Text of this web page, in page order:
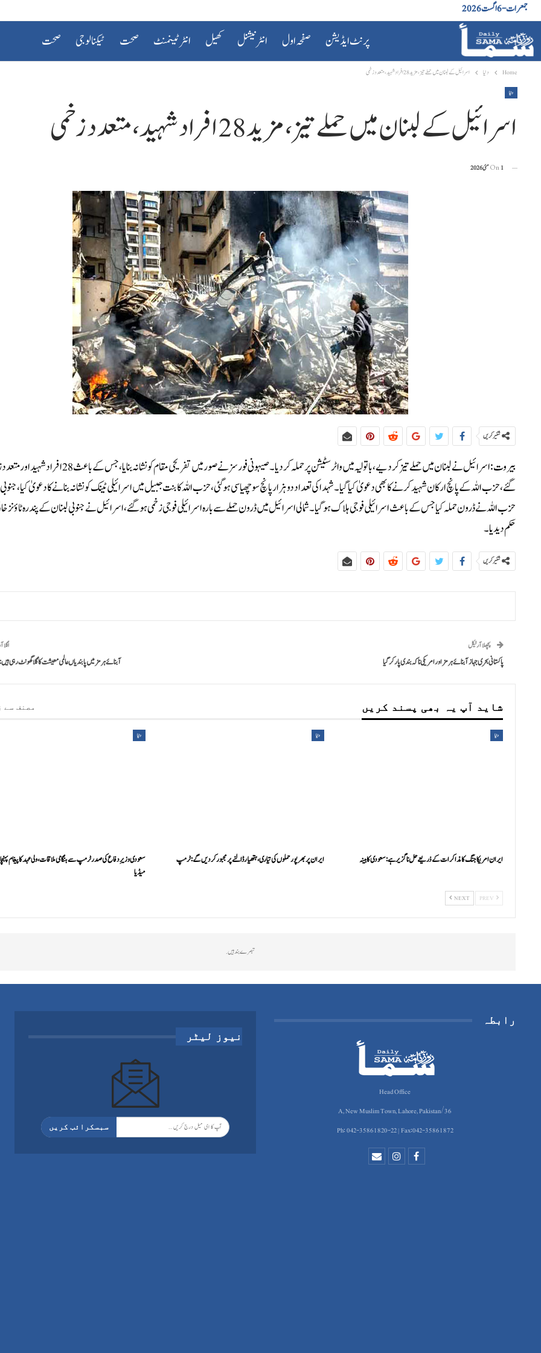
جمعرات - 6 اگست 2026
پرنٹ ایڈیشن صفحہ اول انٹرنیشنل کھیل انٹرٹینمنٹ صحت ٹیکنالوجی صحت
Home دنیا اسرائیل کے لبنان میں حملے تیز، مزید 28 افراد شہید، متعدد زخمی
دنیا
اسرائیل کے لبنان میں حملے تیز، مزید 28 افراد شہید، متعدد زخمی
On1 مئی 2026
شئیر کریں
بیروت:اسرائیل نے لبنان میں حملے تیز کر دیے، باتولیہ میں واٹر سٹیشن پر حملہ کر دیا۔صیہونی فورسز نے صور میں تفریحی مقام کو
گئے، حزب اللہ کے پانچ ارکان شہید کرنے کا بھی دعویٰ کیا گیا۔شہدا کی تعداد دوہزار پانچ سو چھیاسی ہوگئی، حزب اللہ کا بنت جبیل میں اسرائیلی ٹینک کو نشانہ بنانے کا دعویٰ کیا،
حزب اللہ نے ڈرون حملہ کیا جس کے باعث اسرائیلی فوجی ہلاک ہوگیا۔شمالی اسرائیل میں ڈرون حملے سے بارہ اسرائیلی فوجی زخمی ہوگئے، اسرائیل نے جنوبی لبنان کے پندرہ ٹاؤنز
حکم دیدیا۔
شئیر کریں
پچھلا آرٹیکل
پاکستانی بحری جہاز آبنائے ہرمز اور امریکی ناکہ بندی پار کر گیا
اگلا
آبنائے ہرمز میں پابندیاں عالمی معیشت کا گلا گھونٹ رہی
شاید آپ یہ بھی پسند کریں مصنف سے
دنیا
ایران امریکا جنگ کا مذاکرات کے ذریعے حل ناگزیر ہے: سعودی کابینہ
دنیا
ایران پر بھرپور حملوں کی تیاری، ہتھیار ڈالنے پر مجبور کر دیں گے: ٹرمپ
دنیا
سعودی وزیرِدفاع کی صدر ٹرمپ سے ہنگامی ملاقات، ولی عہد کا پیغام
میڈیا
NEXT
تبصرے بند ہیں.
رابطہ
Head Office
36/A, New Muslim Town, Lahore, Pakistan
Ph: 042-35861820-22 | Fax:042-35861872
نیوز لیٹر
سبسکرائب کریں